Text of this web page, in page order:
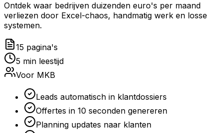
Ontdek waar bedrijven duizenden euro's per maand
verliezen door Excel-chaos, handmatig werk en losse
systemen.
15 pagina's
5 min leestijd
Voor MKB
Leads automatisch in klantdossiers
Offertes in 10 seconden genereren
Planning updates naar klanten